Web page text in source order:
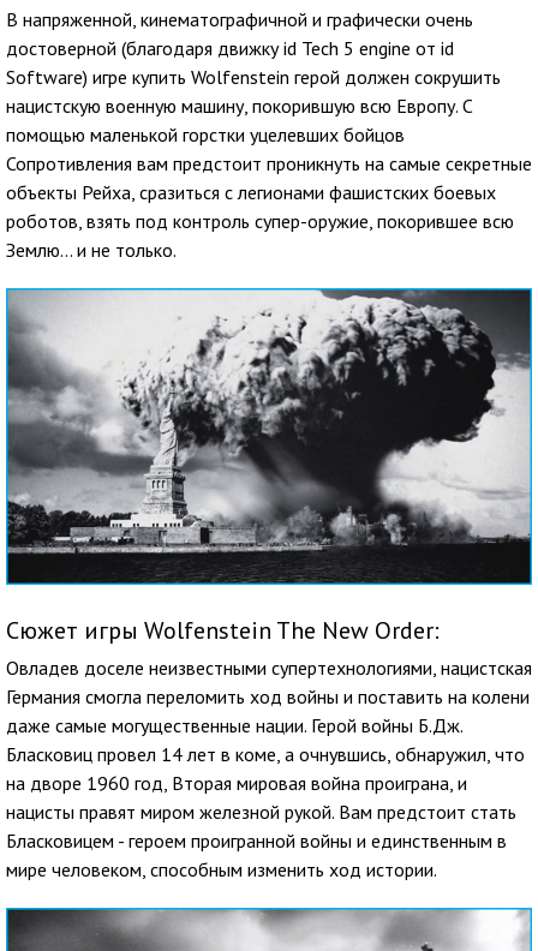
В напряженной, кинематографичной и графически очень
достоверной (благодаря движку id Tech 5 engine от id
Software) игре купить Wolfenstein герой должен сокрушить
нацистскую военную машину, покорившую всю Европу. С
помощью маленькой горстки уцелевших бойцов
Сопротивления вам предстоит проникнуть на самые секретные
объекты Рейха, сразиться с легионами фашистских боевых
роботов, взять под контроль супер-оружие, покорившее всю
Землю... и не только.
Сюжет игры Wolfenstein The New Order:
Овладев доселе неизвестными супертехнологиями, нацистская
Германия смогла переломить ход войны и поставить на колени
даже самые могущественные нации. Герой войны Б.Дж.
Бласковиц провел 14 лет в коме, а очнувшись, обнаружил, что
на дворе 1960 год, Вторая мировая война проиграна, и
нацисты правят миром железной рукой. Вам предстоит стать
Бласковицем - героем проигранной войны и единственным в
мире человеком, способным изменить ход истории.